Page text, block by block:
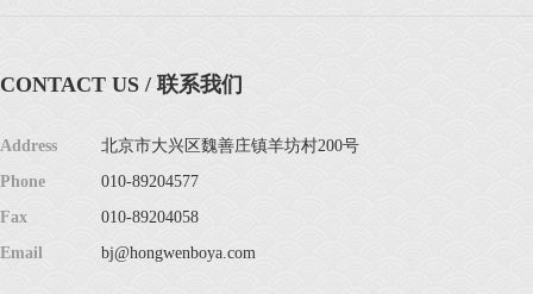
CONTACT US / 联系我们
Address
北京市大兴区魏善庄镇羊坊村200号
Phone
010-89204577
Fax
010-89204058
Email
bj@hongwenboya.com